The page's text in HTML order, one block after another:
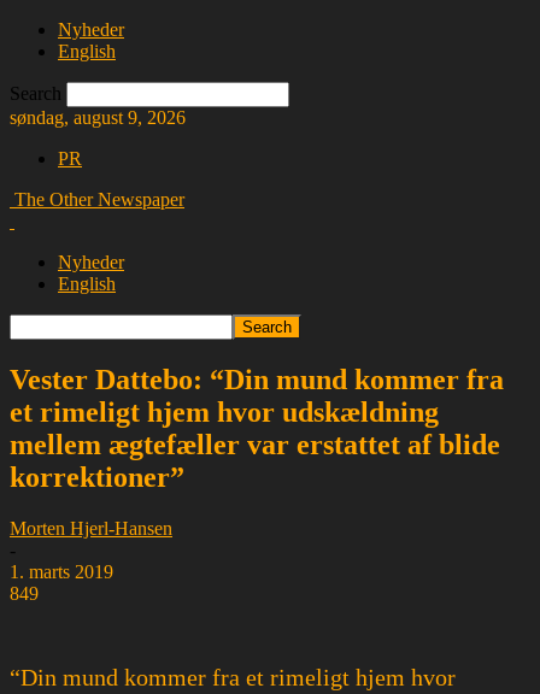
Nyheder
English
Search
søndag, august 9, 2026
PR
The Other Newspaper
Nyheder
English
Vester Dattebo: “Din mund kommer fra
et rimeligt hjem hvor udskældning
mellem ægtefæller var erstattet af blide
korrektioner”
Morten Hjerl-Hansen
-
1. marts 2019
849
“Din mund kommer fra et rimeligt hjem hvor